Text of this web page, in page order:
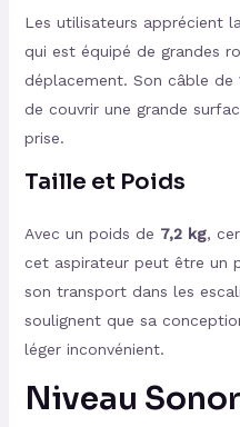
Les utilisateurs apprécient
qui est équipé de grandes
déplacement. Son câble de
de couvrir une grande
prise.
Taille et Poids
Avec un poids de 7,2 kg,
cet aspirateur peut être un
son transport dans les
soulignent que sa
léger inconvénient.
Niveau